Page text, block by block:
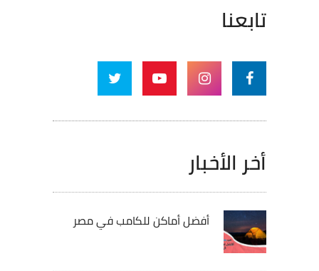
تابعنا
أخر الأخبار
أفضل أماكن للكامب في مصر